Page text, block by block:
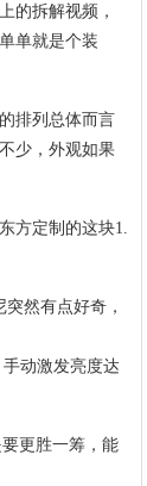
拆解视频，
单就是个装
排列总体而言
少，外观如果
定制的这块1.
然有点好奇，
动激发亮度达
更胜一筹，能